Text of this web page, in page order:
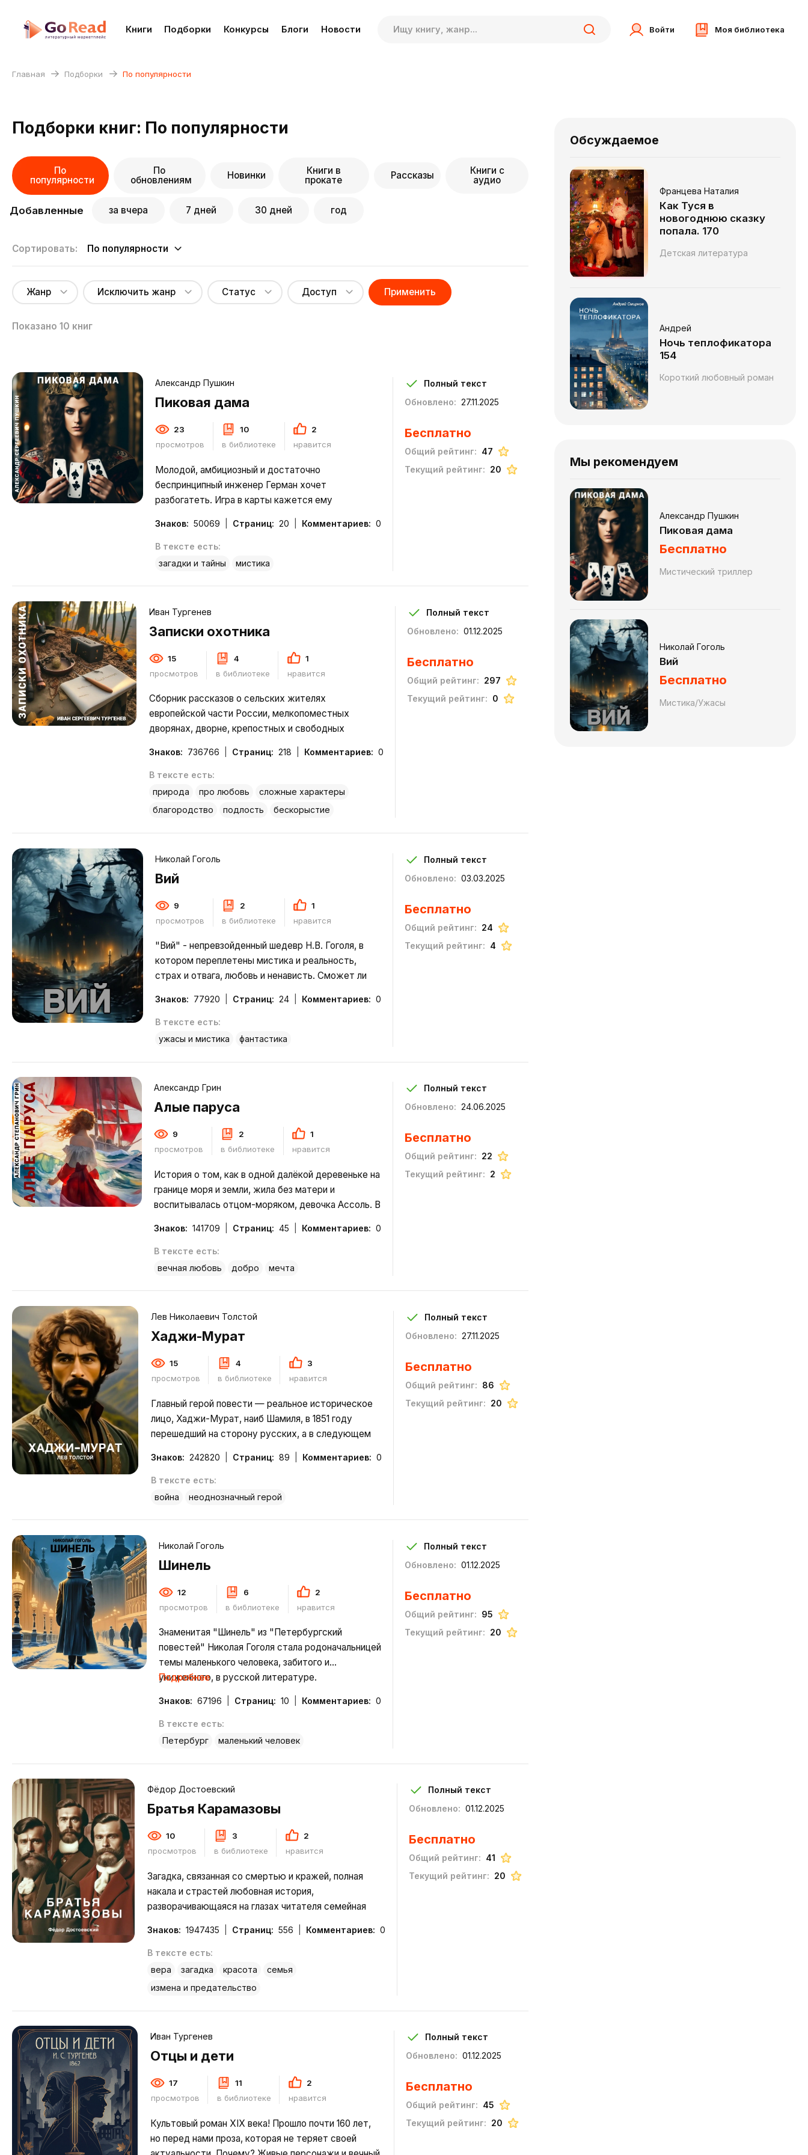
Книги Подборки Конкурсы Блоги Новости Войти Моя библиотека
Главная Подборки По популярности
Подборки книг: По популярности
По
популярности
По
обновлениям
Новинки
Книги в
прокате
Рассказы
Книги с
аудио
Добавленные за вчера 7 дней 30 дней год
По популярности
Жанр Исключить жанр Статус Доступ
Показано 10 книг
Александр Пушкин
Пиковая дама
23
просмотров
10
в библиотеке
2
нравится
Молодой, амбициозный и достаточно
беспринципный инженер Герман хочет
разбогатеть. Игра в карты кажется ему
средством. Герман готов играть, но только зная
беспроигрышный вариант. В обществе ходят
слухи о том, что
Знаков: 50069 Страниц: 20 Комментариев: 0
В тексте есть:
загадки и тайны
мистика
Полный текст
Обновлено: 27.11.2025
Бесплатно
Общий рейтинг: 47
Текущий рейтинг: 20
Иван Тургенев
Записки охотника
15
просмотров
4
в библиотеке
1
нравится
Сборник рассказов о сельских жителях
европейской части России, мелкопоместных
дворянах, дворне, крепостных и свободных
крестьянах, об их быте и обычаях, сложности
характеров: скаредности и бескорыстии, подлости
и благородстве, любви и обмане, и кр
Подробнее
Знаков: 736766 Страниц: 218 Комментариев: 0
В тексте есть:
природа
про любовь
сложные характеры
благородство
подлость бескорыстие
Полный текст
Обновлено: 01.12.2025
Бесплатно
Общий рейтинг: 297
Текущий рейтинг: 0
Николай Гоголь
Вий
9
просмотров
2
в библиотеке
1
нравится
"Вий" - непревзойденный шедевр Н.В. Гоголя, в
котором переплетены мистика и реальность,
страх и отвага, любовь и ненависть. Сможет ли
главный герой Хома Брут устоять перед
красавицей панночкой? А панночка кто: самая
красивая девушка, кот
Подробнее
Знаков: 77920 Страниц: 24 Комментариев: 0
В тексте есть:
ужасы и мистика
фантастика
Полный текст
Обновлено: 03.03.2025
Бесплатно
Общий рейтинг: 24
Текущий рейтинг: 4
Александр Грин
Алые паруса
9
просмотров
2
в библиотеке
1
нравится
История о том, как в одной далёкой деревеньке на
границе моря и земли, жила без матери и
воспитывалась отцом-моряком, девочка Ассоль. В
это время, где-то на другом краю земли, вдали от
моря, жил мальчик. Звали его Грей. Он был
окружен и отцом, и л
Подробнее
Знаков: 141709 Страниц: 45 Комментариев: 0
В тексте есть:
вечная любовь
добро мечта
Полный текст
Обновлено: 24.06.2025
Бесплатно
Общий рейтинг: 22
Текущий рейтинг: 2
Лев Николаевич Толстой
Хаджи-Мурат
15
просмотров
4
в библиотеке
3
нравится
Главный герой повести — реальное историческое
лицо, Хаджи-Мурат, наиб Шамиля, в 1851 году
перешедший на сторону русских, а в следующем
Толстого восхищала его способность всецело
отдаваться начат
Подробнее
Знаков: 242820 Страниц: 89 Комментариев: 0
В тексте есть:
война
неоднозначный герой
Полный текст
Обновлено: 27.11.2025
Бесплатно
Общий рейтинг: 86
Текущий рейтинг: 20
Николай Гоголь
Шинель
12
просмотров
6
в библиотеке
2
нравится
Знаменитая "Шинель" из "Петербургский
повестей" Николая Гоголя стала родоначальницей
темы маленького человека, забитого и
униженного, в русской литературе.
Подробнее
Знаков: 67196 Страниц: 10 Комментариев: 0
В тексте есть:
Петербург
маленький человек
Полный текст
Обновлено: 01.12.2025
Бесплатно
Общий рейтинг: 95
Текущий рейтинг: 20
Фёдор Достоевский
Братья Карамазовы
10
просмотров
3
в библиотеке
2
нравится
Загадка, связанная со смертью и кражей, полная
накала и страстей любовная история,
разворачивающаяся на глазах читателя семейная
драма, сложные психологические перипетии,
множество вплетенных в основную канву других
остросюжетных линий — все
Подробнее
Знаков: 1947435 Страниц: 556 Комментариев: 0
В тексте есть:
вера
загадка красота
семья
измена и предательство
Полный текст
Обновлено: 01.12.2025
Бесплатно
Общий рейтинг: 41
Текущий рейтинг: 20
Иван Тургенев
Отцы и дети
17
просмотров
11
в библиотеке
2
нравится
Культовый роман XIX века! Прошло почти 160 лет,
но перед нами проза, которая не теряет своей
Полный текст
Обновлено: 01.12.2025
Бесплатно
Общий рейтинг: 45
Текущий рейтинг: 20
Обсуждаемое
Францева Наталия
Как Туся в
новогоднюю сказку
попала. 170
Детская литература
Андрей
Ночь теплофикатора
154
Короткий любовный роман
Мы рекомендуем
Александр Пушкин
Пиковая дама
Бесплатно
Мистический триллер
Николай Гоголь
Вий
Бесплатно
Мистика/Ужасы